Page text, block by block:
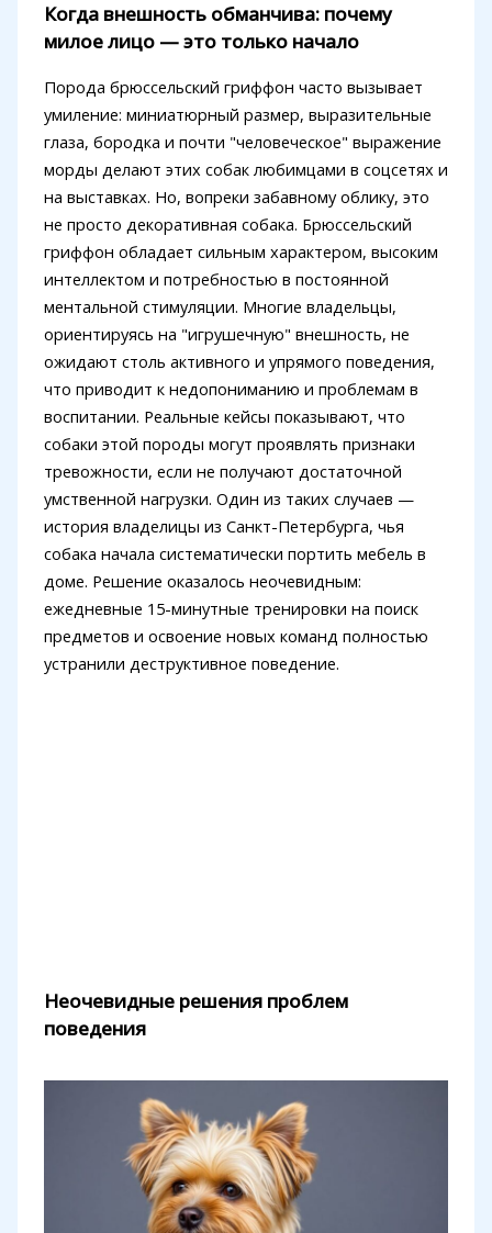
Когда внешность обманчива: почему
милое лицо — это только начало
Порода брюссельский гриффон часто вызывает
умиление: миниатюрный размер, выразительные
глаза, бородка и почти "человеческое" выражение
морды делают этих собак любимцами в соцсетях и
на выставках. Но, вопреки забавному облику, это
не просто декоративная собака. Брюссельский
гриффон обладает сильным характером, высоким
интеллектом и потребностью в постоянной
ментальной стимуляции. Многие владельцы,
ориентируясь на "игрушечную" внешность, не
ожидают столь активного и упрямого поведения,
что приводит к недопониманию и проблемам в
воспитании. Реальные кейсы показывают, что
собаки этой породы могут проявлять признаки
тревожности, если не получают достаточной
умственной нагрузки. Один из таких случаев —
история владелицы из Санкт-Петербурга, чья
собака начала систематически портить мебель в
доме. Решение оказалось неочевидным:
ежедневные 15-минутные тренировки на поиск
предметов и освоение новых команд полностью
устранили деструктивное поведение.
Неочевидные решения проблем
поведения